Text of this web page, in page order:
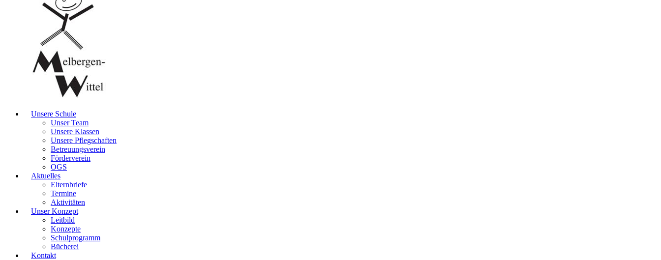
Unsere Schule
Unser Team
Unsere Klassen
Unsere Pflegschaften
Betreuungsverein
Förderverein
OGS
Aktuelles
Elternbriefe
Termine
Aktivitäten
Unser Konzept
Leitbild
Konzepte
Schulprogramm
Bücherei
Kontakt